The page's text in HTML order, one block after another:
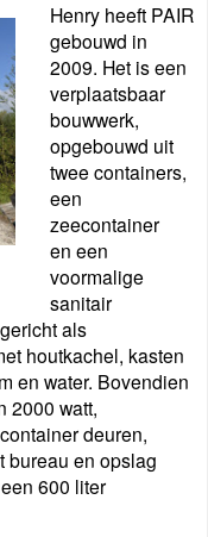
Henry heeft PAIR
gebouwd in
2009. Het is een
verplaatsbaar
bouwwerk,
opgebouwd uit
twee containers,
een
zeecontainer
en een
voormalige
sanitair
als
houtkachel, kasten
en water. Bovendien
2000 watt,
deuren,
bureau en opslag
600 liter